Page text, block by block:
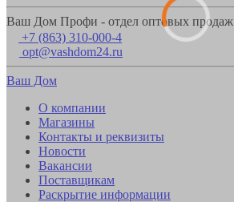
Ваш Дом Профи - отдел оптовых продаж
+7 (863) 310-000-4
opt@vashdom24.ru
Ваш Дом
О компании
Магазины
Контакты и реквизиты
Новости
Вакансии
Поставщикам
Раскрытие информации